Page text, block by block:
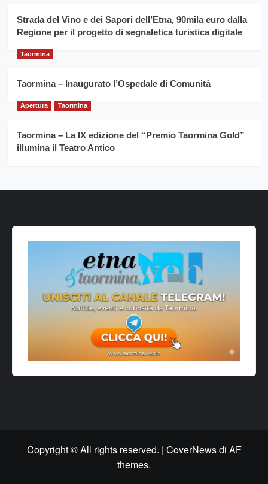
Strada del Vino e dei Sapori dell’Etna, 90mila euro dalla
Regione per il progetto di segnaletica turistica digitale
Taormina
Taormina – Inaugurato l’Ospedale di Comunità
Apertura Taormina
Taormina – La IX edizione del “Premio Taormina Gold”
illumina il Teatro Antico
Copyright © All rights reserved. | CoverNewsdi AF
themes.